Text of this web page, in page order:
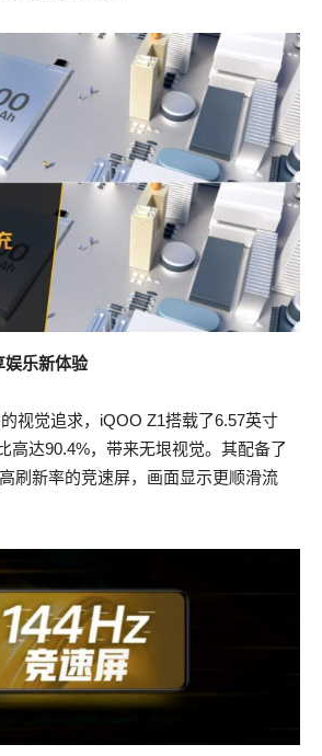
娱乐新体验
视觉追求，iQOO Z1搭载了6.57英寸
高达90.4%，带来无垠视觉。其配备了
刷新率的竞速屏，画面显示更顺滑流